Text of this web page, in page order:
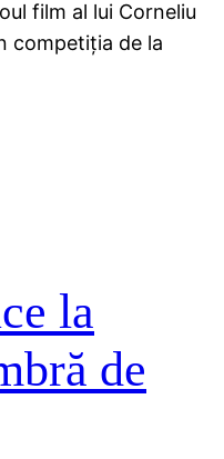
film al lui Corneliu
competiţia de la
la
de